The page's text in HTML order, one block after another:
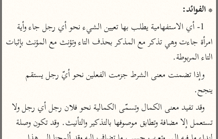
عامّة
تفسير السمعاني
تفسير مكّي
محاسن التأويل
للقاسمي
تفسير الثعالبي
تفسير السمرقندي
تفسير الثعلبي
المحرر الوجيز لابن
عطية
البحر المحيط لأبي
البسيط للواحدي
الكشاف للزمخشري
تفسير ابن أبي زمنين
موسوعة التفسير
المأثور
تفسير ابن أبي حاتم
تفسير مقاتل
* الفوائد:
التاء المربوطة.
ينجح.